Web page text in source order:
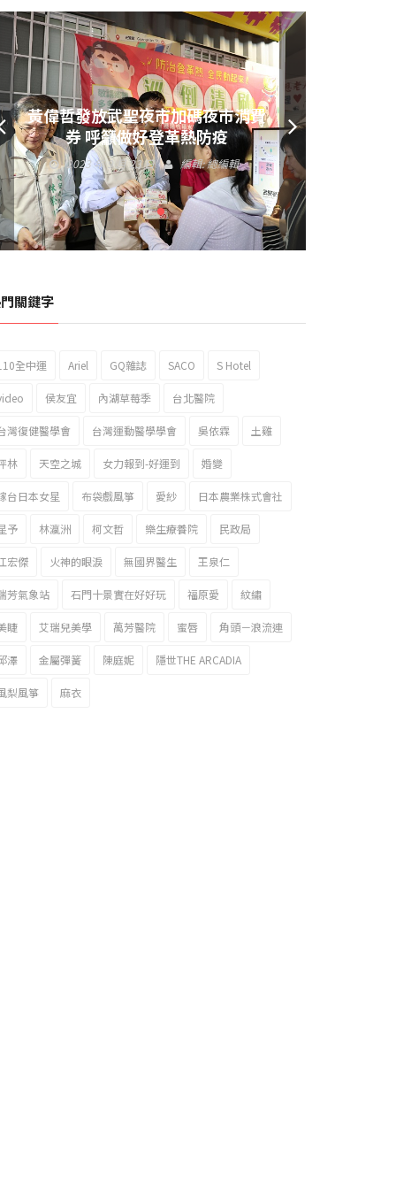
黃偉哲發放武聖夜市加碼夜市消費
券 呼籲做好登革熱防疫
2023 年 9 月 23 日 編輯:總編輯
關鍵字
全中運 Ariel GQ雜誌 SACO S Hotel
侯友宜 內湖草莓季 台北醫院
灣復健醫學會 台灣運動醫學學會 吳依霖 土雞
林 天空之城 女力報到-好運到 婚變
台日本女星 布袋戲風箏 愛紗 日本農業株式會社
予 林瀛洲 柯文哲 樂生療養院 民政局
宏傑 火神的眼淚 無國界醫生 王泉仁
芳氣象站 石門十景實在好好玩 福原愛 紋繡
睫 艾瑞兒美學 萬芳醫院 蜜唇 角頭－浪流連
澤 金屬彈簧 陳庭妮 隱世THE ARCADIA
梨風箏 麻衣